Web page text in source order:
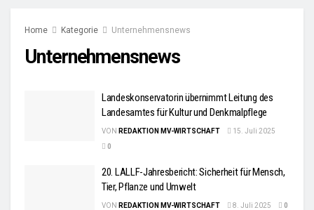
Home Kategorie Unternehmensnews
Unternehmensnews
Landeskonservatorin übernimmt Leitung des
Landesamtes für Kultur und Denkmalpflege
VON REDAKTION MV-WIRTSCHAFT
15. Juli 2025
0
20. LALLF-Jahresbericht: Sicherheit für Mensch,
Tier, Pflanze und Umwelt
VON REDAKTION MV-WIRTSCHAFT 8. Juli 2025 0